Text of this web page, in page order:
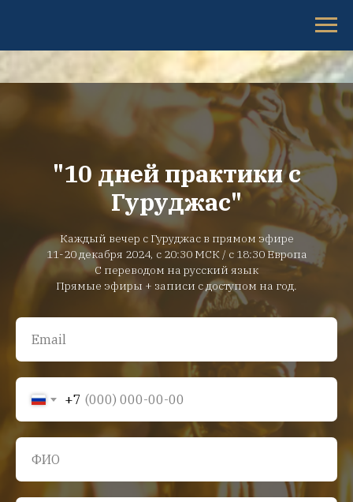
"10 дней практики с
Гуруджас"
Каждый вечер с Гуруджас в прямом эфире
11-20 декабря 2024, с 20:30 МСК / с 18:30 Европа
С переводом на русский язык
Прямые эфиры + записи с доступом на год.
+7